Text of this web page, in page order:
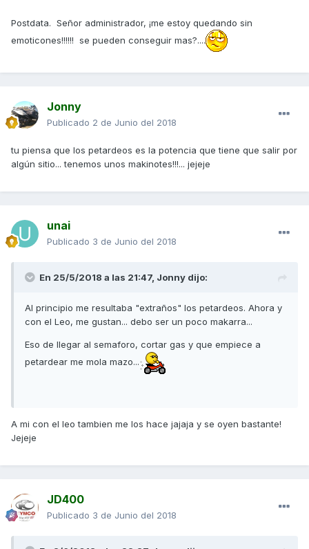
Postdata. Señor administrador, ¡me estoy quedando sin
emoticones!!!!!! se pueden conseguir mas?....
Jonny
Publicado 2 de Junio del 2018
tu piensa que los petardeos es la potencia que tiene que salir por
algún sitio... tenemos unos makinotes!!!... jejeje
unai
Publicado 3 de Junio del 2018
En 25/5/2018 a las 21:47, Jonny dijo:
Al principio me resultaba "extraños" los petardeos. Ahora y
con el Leo, me gustan... debo ser un poco makarra...
Eso de llegar al semaforo, cortar gas y que empiece a
petardear me mola mazo...
A mi con el leo tambien me los hace jajaja y se oyen bastante!
Jejeje
JD400
Publicado 3 de Junio del 2018